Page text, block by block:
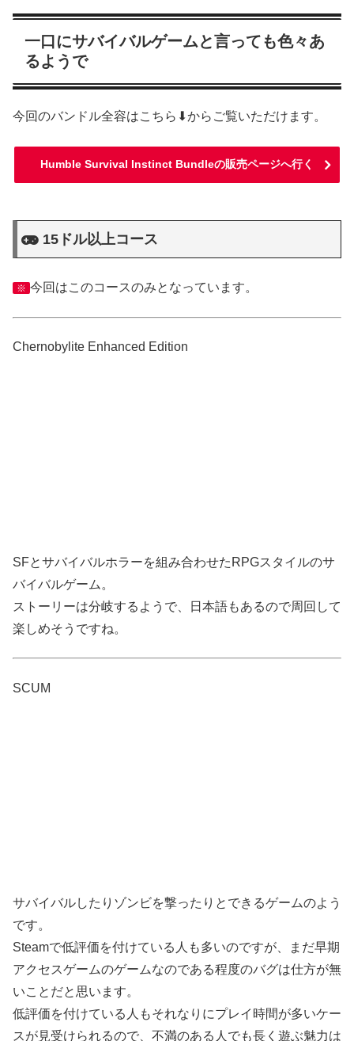
一口にサバイバルゲームと言っても色々あ
るようで
今回のバンドル全容はこちら⬇からご覧いただけます。
Humble Survival Instinct Bundleの販売ページへ行く
15ドル以上コース
※ 今回はこのコースのみとなっています。
Chernobylite Enhanced Edition
SFとサバイバルホラーを組み合わせたRPGスタイルのサ
バイバルゲーム。
ストーリーは分岐するようで、日本語もあるので周回して
楽しめそうですね。
SCUM
サバイバルしたりゾンビを撃ったりとできるゲームのよう
です。
Steamで低評価を付けている人も多いのですが、まだ早期
アクセスゲームのゲームなのである程度のバグは仕方が無
いことだと思います。
低評価を付けている人もそれなりにプレイ時間が多いケー
スが見受けられるので、不満のある人でも長く遊ぶ魅力は